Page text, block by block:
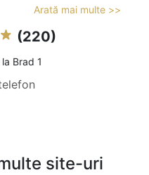
Arată mai multe >>
(220)
Brad 1
site-uri